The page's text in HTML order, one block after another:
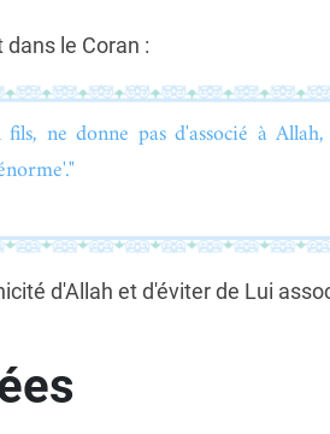
le Coran :
ne donne pas d'associé à
d'Allah et d'éviter de Lui